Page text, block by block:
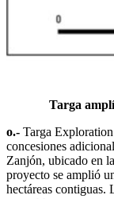
Targa
o.- Targa
concesiones
Zanjón, ubicado en
proyecto se amplió
hectáreas contiguas.